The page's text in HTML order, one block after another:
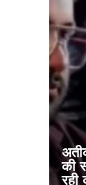
की
रही